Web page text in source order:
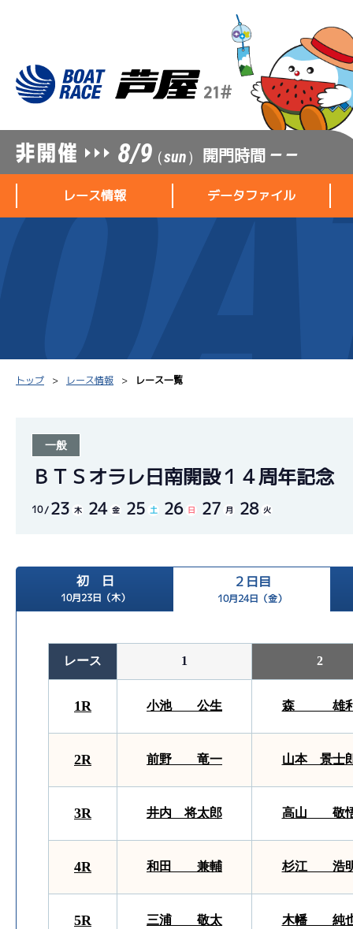
8/9（sun） 開門時間 — —
レース情報
シリーズインデックス
レース結果一覧
モーター抽選結果・
前検タイムランキング
得点率
データファイル
モーター台帳
ボートデータ
水面特性・進入コース別
トップ レース情報 レース一覧
一般
ＢＴＳオラレ日南開設１４周年記念
10 23 木 24 金 25 土 26 日 27 月 28 火
初 日
10月23日（木）
２日目
10月24日（金）
レース 1 2
1R 小池 公生 森 雄
2R 前野 竜一 山本 景士
3R 井内 将太郎 高山 敬
4R 和田 兼輔 杉江 浩
5R 三浦 敬太 木幡 純